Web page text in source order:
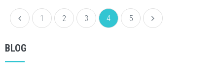
1 2 3 4 5
BLOG